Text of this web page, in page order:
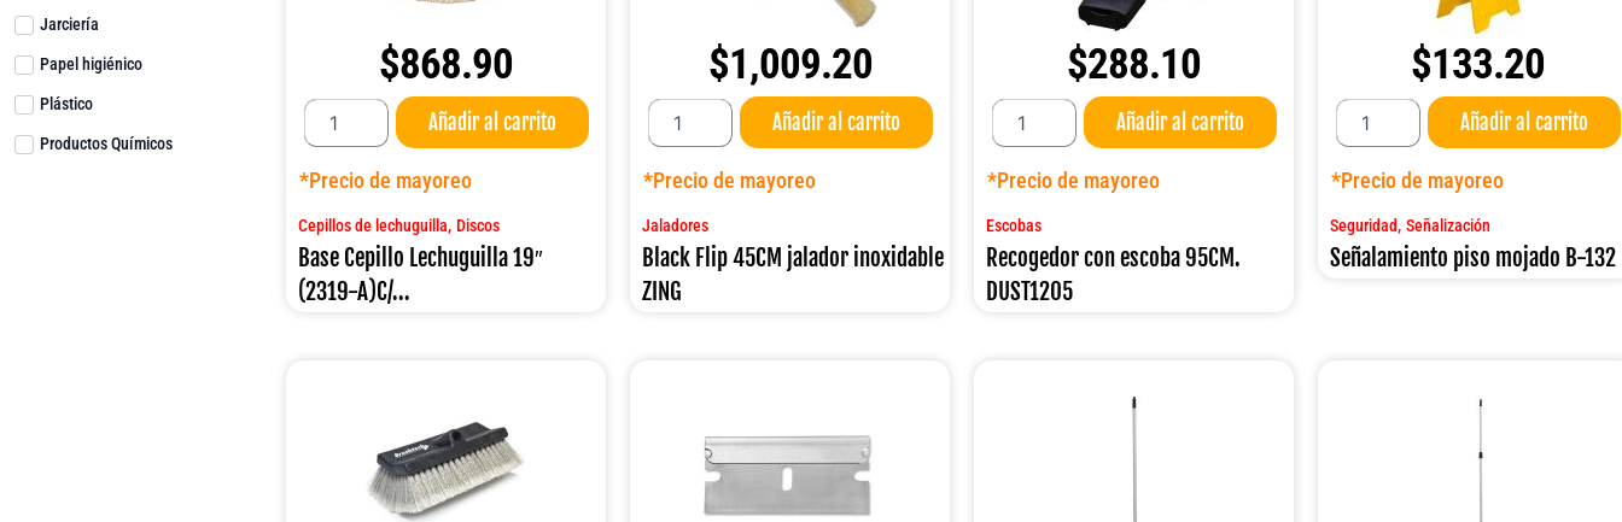
Jarciería
Papel higiénico
Plástico
Productos Químicos
$868.90
Base
Cepillo
Lechuguilla
19"
A)C/TORRETA
cantidad
Añadir al carrito
*Precio de mayoreo
Cepillos de lechuguilla, Discos
Base Cepillo Lechuguilla 19″
(2319-A)C/...
$1,009.20
Black
45CM
jalador
ZING
cantidad
Añadir al carrito
*Precio de mayoreo
Jaladores
Black Flip 45CM jalador inoxidable
ZING
$288.10
Recogedor
escoba
95CM.
cantidad
Añadir al carrito
*Precio de mayoreo
Escobas
Recogedor con escoba 95CM.
DUST1205
$133.20
Señalamiento
mojado
B-
cantidad
Añadir al carrito
*Precio de mayoreo
Seguridad,Señalización
Señalamiento piso mojado B-132